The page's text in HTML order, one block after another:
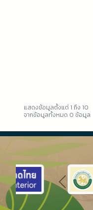
แสดงข้อมูลตั้งแต่ 1 ถึง 10
จากข้อมูลทั้งหมด 0 ข้อมูล
Previous